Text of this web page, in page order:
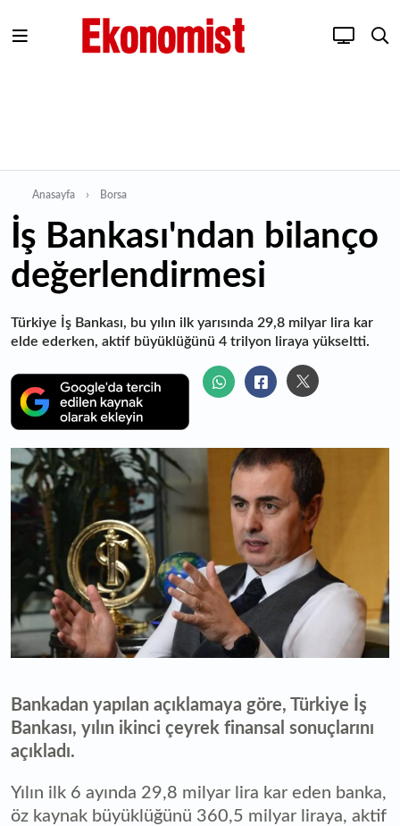
Anasayfa Borsa
İş Bankası'ndan bilanço
değerlendirmesi
Türkiye İş Bankası, bu yılın ilk yarısında 29,8 milyar lira kar
elde ederken, aktif büyüklüğünü 4 trilyon liraya yükseltti.
Bankadan yapılan açıklamaya göre, Türkiye İş
Bankası, yılın ikinci çeyrek finansal sonuçlarını
açıkladı.
Yılın ilk 6 ayında 29,8 milyar lira kar eden banka,
öz kaynak büyüklüğünü 360,5 milyar liraya, aktif